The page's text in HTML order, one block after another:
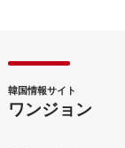
韓国情報サイト
ワンジョン